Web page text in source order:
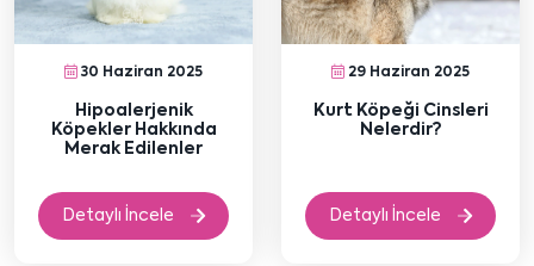
30 Haziran 2025
Hipoalerjenik
Köpekler Hakkında
Merak Edilenler
Detaylı İncele
29 Haziran 2025
Kurt Köpeği Cinsleri
Nelerdir?
Detaylı İncele